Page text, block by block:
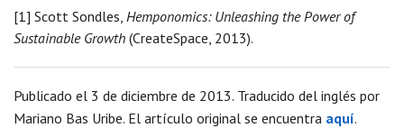
[1] Scott Sondles, Hemponomics: Unleashing the Power of
Sustainable Growth (CreateSpace, 2013).
Publicado el 3 de diciembre de 2013. Traducido del inglés por
Mariano Bas Uribe. El artículo original se encuentra aquí.